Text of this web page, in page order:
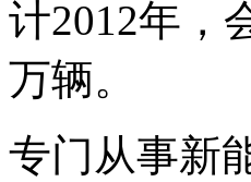
计2012年，
万辆。
专门从事新